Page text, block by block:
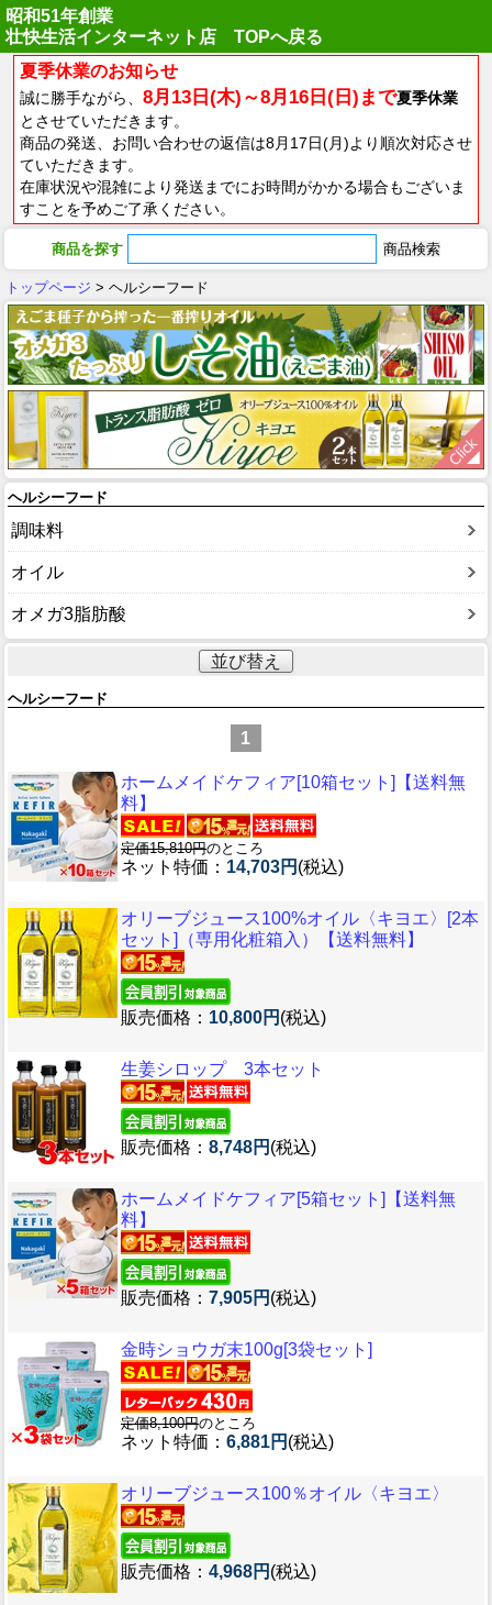
昭和51年創業
壮快生活インターネット店 TOPへ戻る
夏季休業のお知らせ
誠に勝手ながら、 8月13日(木)～8月16日(日)まで夏季休業
とさせていただきます。
商品の発送、お問い合わせの返信は8月17日(月)より順次対応させ
ていただきます。
在庫状況や混雑により発送までにお時間がかかる場合もございま
すことを予めご了承ください。
商品を探す
トップページ > ヘルシーフード
ヘルシーフード
調味料
オイル
オメガ3脂肪酸
並び替え
ヘルシーフード
1
ホームメイドケフィア[10箱セット]【送料無
料】
定価15,810円のところ
ネット特価： 14,703円 (税込)
オリーブジュース100%オイル〈キヨエ〉[2本
セット]（専用化粧箱入）【送料無料】
販売価格： 10,800円 (税込)
生姜シロップ 3本セット
販売価格： 8,748円 (税込)
ホームメイドケフィア[5箱セット]【送料無
料】
販売価格： 7,905円 (税込)
金時ショウガ末100g[3袋セット]
定価8,100円のところ
ネット特価： 6,881円 (税込)
オリーブジュース100％オイル〈キヨエ〉
販売価格： 4,968円 (税込)